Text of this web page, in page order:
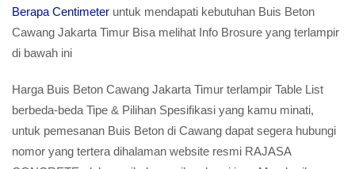
Berapa Centimeter untuk mendapati kebutuhan Buis Beton
Cawang Jakarta Timur Bisa melihat Info Brosure yang terlampir
di bawah ini
Harga Buis Beton Cawang Jakarta Timur terlampir Table List
berbeda-beda Tipe & Pilihan Spesifikasi yang kamu minati,
untuk pemesanan Buis Beton di Cawang dapat segera hubungi
nomor yang tertera dihalaman website resmi RAJASA